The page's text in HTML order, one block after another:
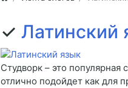
✓ Латинский
Студворк – это
отлично подойдет как для